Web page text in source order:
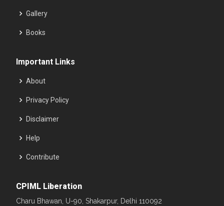
Gallery
Books
Important Links
About
Privacy Policy
Disclaimer
Help
Contribute
CPIML Liberation
Charu Bhawan, U-90, Shakarpur, Delhi 110092